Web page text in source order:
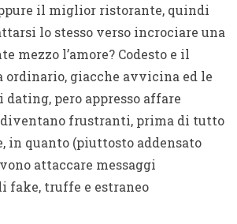
il miglior ristorante, quindi
lo stesso verso incrociare una
mezzo l’amore? Codesto e il
ordinario, giacche avvicina ed le
dating, pero appresso affare
diventano frustranti, prima di tutto
in quanto (piuttosto addensato
attaccare messaggi
fake, truffe e estraneo